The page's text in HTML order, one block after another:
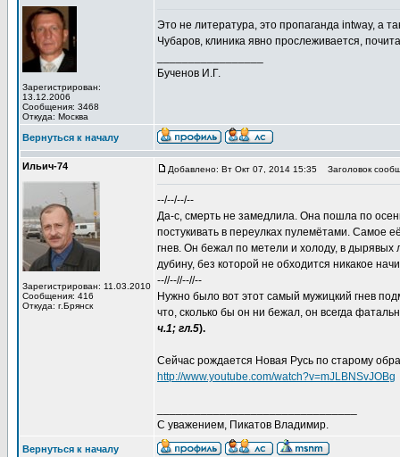
Зарегистрирован:
13.12.2006
Сообщения: 3468
Откуда: Москва
Это не литература, это пропаганда intway, a
Чубаров, клиника явно прослеживается,
Бученов И.Г.
Вернуться к началу
Ильич-74
Зарегистрирован: 11.03.2010
Сообщения: 416
Откуда: г.Брянск
Добавлено: Вт Окт 07, 2014 15:35 Заголовок
--/--/--/--
Да-с, смерть не замедлила. Она пошла по
постукивать в переулках пулемётами. Самое
гнев. Он бежал по метели и холоду, в дырявых
дубину, без которой не обходится никакое
--//--//--//--
Нужно было вот этот самый мужицкий гнев
что, сколько бы он ни бежал, он всегда
ч.1; гл.5).
Сейчас рождается Новая Русь по старому
http://www.youtube.com/watch?v=mJLBNSvJOBg
С уважением, Пикатов Владимир.
Вернуться к началу